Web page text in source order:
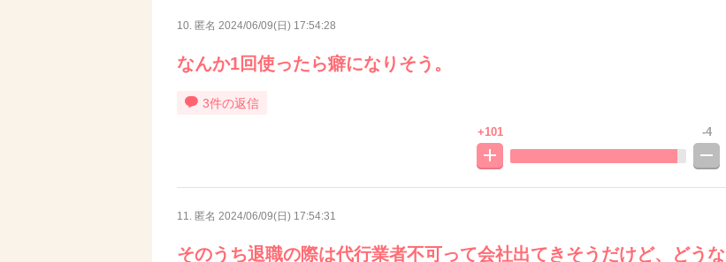
10. 匿名 2024/06/09(日) 17:54:28
なんか1回使ったら癖になりそう。
3件の返信
+101 -4
11. 匿名 2024/06/09(日) 17:54:31
そのうち退職の際は代行業者不可って会社出てきそうだけど、どうな